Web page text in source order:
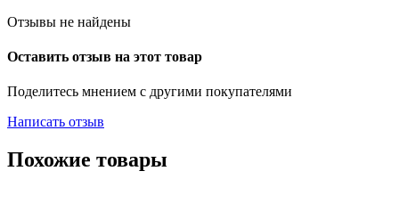
Отзывы не найдены
Оставить отзыв на этот товар
Поделитесь мнением с другими покупателями
Написать отзыв
Похожие товары